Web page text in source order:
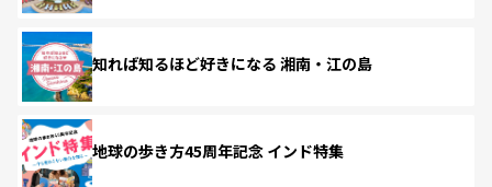
知れば知るほど好きになる 湘南・江の島
地球の歩き方45周年記念 インド特集